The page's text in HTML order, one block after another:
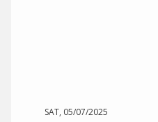
SAT, 05/07/2025